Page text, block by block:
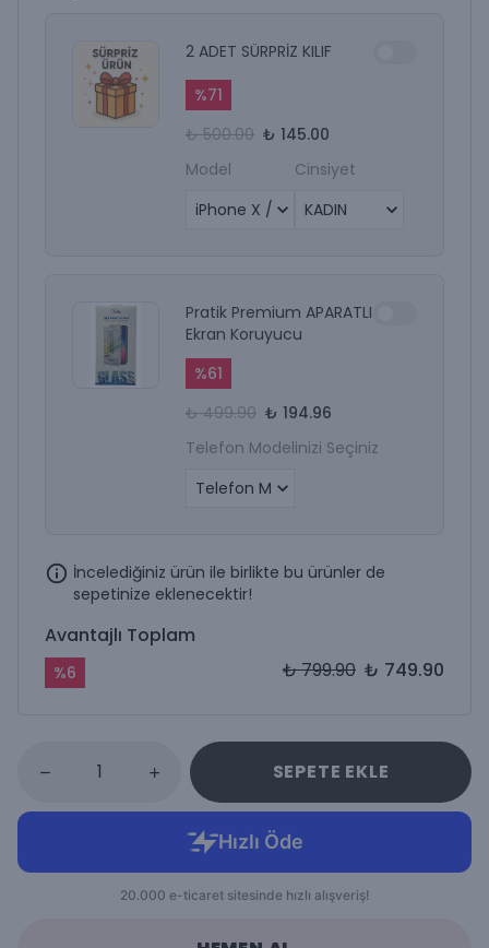
2 ADET SÜRPRİZ KILIF
%71
₺ 500.00 ₺ 145.00
Model
Cinsiyet
Pratik Premium APARATLI
Ekran Koruyucu
%61
₺ 499.90 ₺ 194.96
Telefon Modelinizi Seçiniz
İncelediğiniz ürün ile birlikte bu ürünler de
sepetinize eklenecektir!
Avantajlı Toplam
%6 ₺ 799.90 ₺ 749.90
SEPETE EKLE